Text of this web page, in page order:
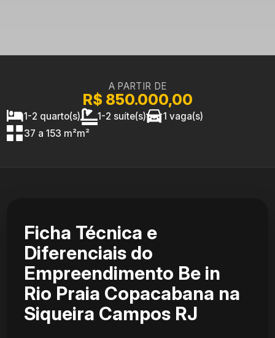
A PARTIR DE
R$ 850.000,00
1-2 quarto(s) 1-2 suíte(s)
1 vaga(s)
37 a 153 m²m²
Ficha Técnica e
Diferenciais do
Empreendimento Be in
Rio Praia Copacabana na
Siqueira Campos RJ